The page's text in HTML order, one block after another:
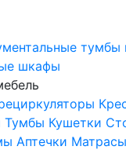
тумбы
шкафы
Тумбы Кушетки
Аптечки Матрасы